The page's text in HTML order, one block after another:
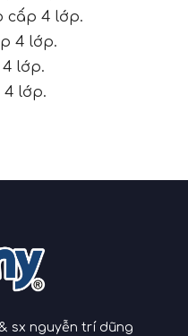
cấp 4 lớp.
4 lớp.
lớp.
4 lớp.
sx nguyễn trí dũng